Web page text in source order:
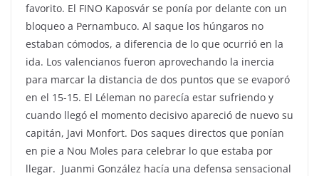
favorito. El FINO Kaposvár se ponía por delante con un
bloqueo a Pernambuco. Al saque los húngaros no
estaban cómodos, a diferencia de lo que ocurrió en la
ida. Los valencianos fueron aprovechando la inercia
para marcar la distancia de dos puntos que se evaporó
en el 15-15. El Léleman no parecía estar sufriendo y
cuando llegó el momento decisivo apareció de nuevo su
capitán, Javi Monfort. Dos saques directos que ponían
en pie a Nou Moles para celebrar lo que estaba por
llegar. Juanmi González hacía una defensa sensacional